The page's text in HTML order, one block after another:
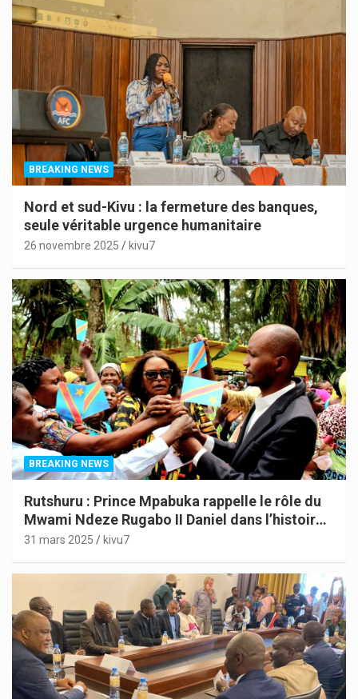
BREAKING NEWS
Nord et sud-Kivu : la fermeture des banques,
seule véritable urgence humanitaire
26 novembre 2025 kivu7
BREAKING NEWS
Rutshuru : Prince Mpabuka rappelle le rôle du
Mwami Ndeze Rugabo II Daniel dans l’histoire
de l’Indépendance du Congo
31 mars 2025 kivu7